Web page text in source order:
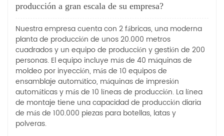
producción a gran escala de su empresa?
Nuestra empresa cuenta con 2 fábricas, una moderna
planta de producción de unos 20.000 metros
cuadrados y un equipo de producción y gestión de 200
personas. El equipo incluye más de 40 máquinas de
moldeo por inyección, más de 10 equipos de
ensamblaje automático, máquinas de impresión
automáticas y más de 10 líneas de producción. La línea
de montaje tiene una capacidad de producción diaria
de más de 100.000 piezas para botellas, latas y
polveras.